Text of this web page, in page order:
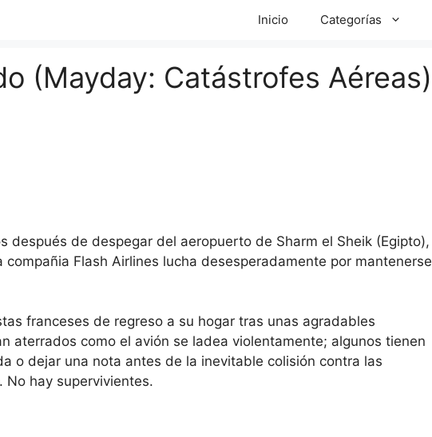
Inicio Categorías
(Mayday: Catástrofes Aéreas)
después de despegar del aeropuerto de Sharm el Sheik (Egipto),
Flash Airlines lucha desesperadamente por mantenerse
franceses de regreso a su hogar tras unas agradables
aterrados como el avión se ladea violentamente; algunos tienen
o dejar una nota antes de la inevitable colisión contra las
No hay supervivientes.